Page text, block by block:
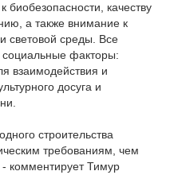
биобезопасности, качеству
а также внимание к
световой среды. Все
факторы:
взаимодействия и
досуга и
строительства
требованиям, чем
- комментирует Тимур